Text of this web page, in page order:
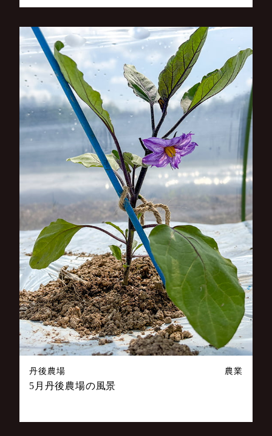
丹後農場 農業
5月丹後農場の風景